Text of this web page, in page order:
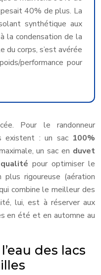
40% de plus. La
synthétique aux
la condensation de la
corps, s’est avérée
performance pour
Pour le randonneur
existent : un sac 100%
un sac en duvet
pour optimiser le
rigoureuse (aération
combine le meilleur des
lui, est à réserver aux
en été et en automne au
des lacs